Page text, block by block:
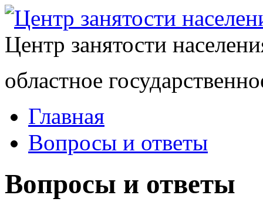
Центр занятости
областное
Главная
Вопросы и ответы
Вопросы и ответы